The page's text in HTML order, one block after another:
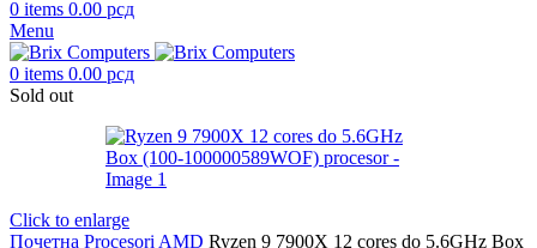
0 items 0.00 рсд
Menu
0 items 0.00 рсд
Sold out
Click to enlarge
Почетна Procesori AMD Ryzen 9 7900X 12 cores do 5.6GHz Box